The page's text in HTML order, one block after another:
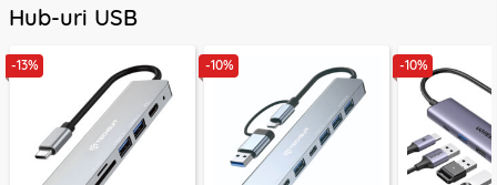
Hub-uri USB
-13% -10% -10%